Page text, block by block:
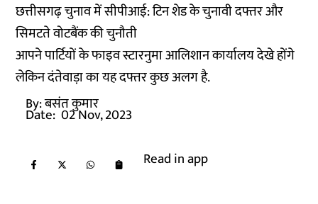
छत्तीसगढ़ चुनाव में सीपीआई: टिन शेड के चुनावी दफ्तर और
सिमटते वोटबैंक की चुनौती
आपने पार्टियों के फाइव स्टारनुमा आलिशान कार्यालय देखे होंगे
लेकिन दंतेवाड़ा का यह दफ्तर कुछ अलग है.
By:बसंत कुमार
Date: 02 Nov, 2023
Read in app